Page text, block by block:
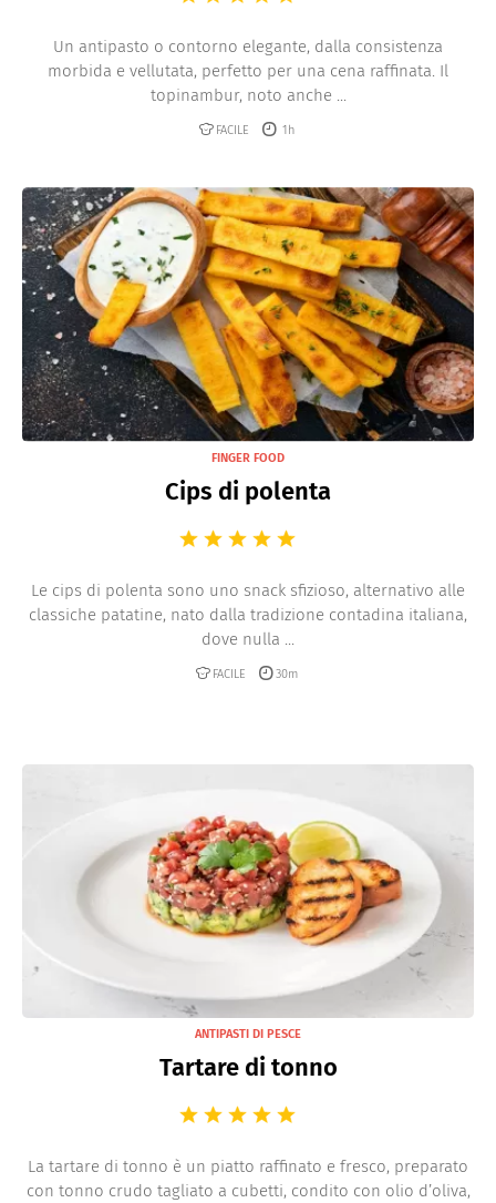
Un antipasto o contorno elegante, dalla consistenza
morbida e vellutata, perfetto per una cena raffinata. Il
topinambur, noto anche ...
FACILE 1h
FINGER FOOD
Cips di polenta
Le cips di polenta sono uno snack sfizioso, alternativo alle
classiche patatine, nato dalla tradizione contadina italiana,
dove nulla ...
FACILE 30m
ANTIPASTI DI PESCE
Tartare di tonno
La tartare di tonno è un piatto raffinato e fresco, preparato
con tonno crudo tagliato a cubetti, condito con olio d’oliva,